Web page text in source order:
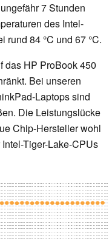
7 Stunden
des Intel-
rund 84 °C und 67 °C.
das HP ProBook 450
Bei unseren
Laptops sind
Die Leistungslücke
Chip-Hersteller wohl
Tiger-Lake-CPUs